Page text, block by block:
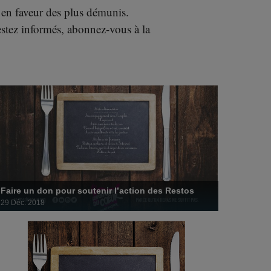
en faveur des plus démunis.
informés, abonnez-vous à la
Faire un don pour soutenir l’action des Restos
29 Déc. 2018
26 décembre 2018
Les Restos plus que jamais au service des plus
Le 27 novembre prochain, l’association lancera